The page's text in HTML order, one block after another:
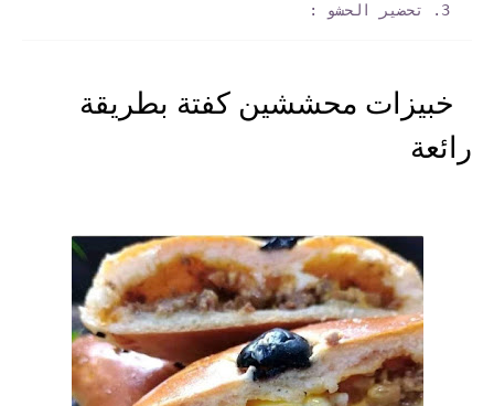
تحضير الحشو :
خبيزات محششين كفتة بطريقة
رائعة